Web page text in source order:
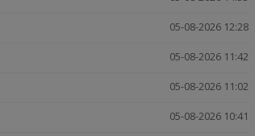
05-08-2026 12:28
05-08-2026 11:42
05-08-2026 11:02
05-08-2026 10:41